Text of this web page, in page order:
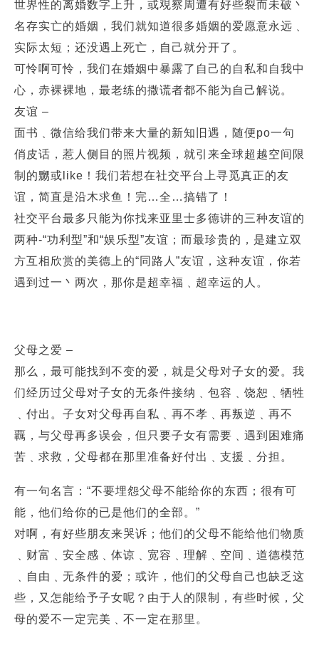
世界性的离婚数字上升，或覌察周遭有好些裂而未破丶
名存实亡的婚姻，我们就知道很多婚姻的爱愿意永远﹑
实际太短；还没遇上死亡，自己就分开了。
可怜啊可怜，我们在婚姻中暴露了自己的自私和自我中
心，赤裸裸地，最老练的撒谎者都不能为自己解说。
友谊 –
面书﹑微信给我们带来大量的新知旧遇，随便po一句
俏皮话，惹人侧目的照片视频，就引来全球超越空间限
制的嬲或like！我们若想在社交平台上寻觅真正的友
谊，简直是沿木求鱼！完…全…搞错了！
社交平台最多只能为你找来亚里士多德讲的三种友谊的
两种-“功利型”和“娱乐型”友谊；而最珍贵的，是建立双
方互相欣赏的美德上的“同路人”友谊，这种友谊，你若
遇到过一丶两次，那你是超幸福﹑超幸运的人。
父母之爱 –
那么，最可能找到不变的爱，就是父母对子女的爱。我
们经历过父母对子女的无条件接纳﹑包容﹑饶恕﹑牺牲
﹑付出。子女对父母再自私﹑再不孝﹑再叛逆﹑再不
覊，与父母再多误会，但只要子女有需要﹑遇到困难痛
苦﹑求救，父母都在那里准备好付出﹑支援﹑分担。
有一句名言：“不要埋怨父母不能给你的东西；很有可
能，他们给你的已是他们的全部。”
对啊，有好些朋友来哭诉；他们的父母不能给他们物质
﹑财富﹑安全感﹑体谅﹑宽容﹑理解﹑空间﹑道德模范
﹑自由﹑无条件的爱；或许，他们的父母自己也缺乏这
些，又怎能给予子女呢？由于人的限制，有些时候，父
母的爱不一定完美﹑不一定在那里。